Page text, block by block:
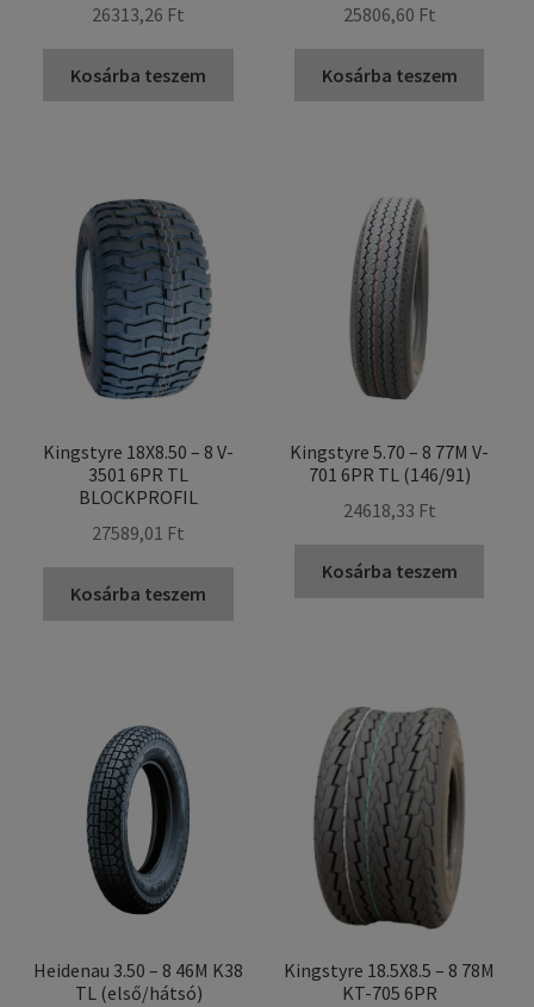
26313,26 Ft
Kosárba teszem
25806,60 Ft
Kosárba teszem
Kingstyre 18X8.50 – 8 V-
3501 6PR TL
BLOCKPROFIL
27589,01 Ft
Kosárba teszem
Kingstyre 5.70 – 8 77M V-
701 6PR TL (146/91)
24618,33 Ft
Kosárba teszem
Heidenau 3.50 – 8 46M K38
TL (első/hátsó)
Kingstyre 18.5X8.5 – 8 78M
KT-705 6PR